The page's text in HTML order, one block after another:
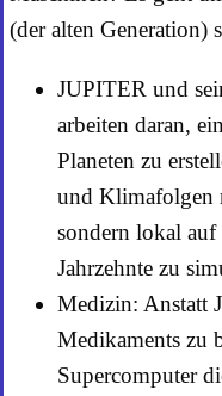
(der alten Generation)
JUPITER und
arbeiten daran,
Planeten zu
und Klimafolgen
sondern lokal
Jahrzehnte zu
Medizin: Anstatt
Medikaments zu
Supercomputer